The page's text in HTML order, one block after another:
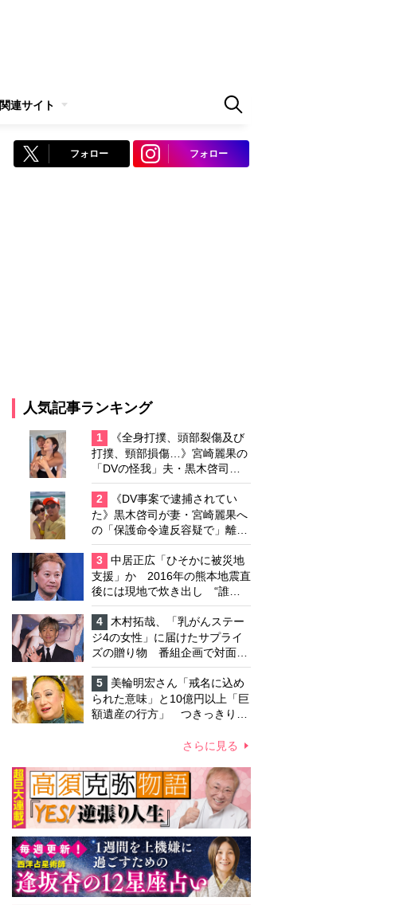
関連サイト
フォロー フォロー
人気記事ランキング
1
《全身打撲、頭部裂傷及び
打撲、頸部損傷…》宮崎麗果の
「DVの怪我」夫・黒木啓司の
逮捕で始まる「夫婦の闘争」
2
《DV事案で逮捕されてい
た》黒木啓司が妻・宮崎麗果へ
の「保護命令違反容疑で」離婚
協議は「第二ステージ」へ
3
中居正広「ひそかに被災地
支援」か 2016年の熊本地震直
後には現地で炊き出し “誰に
も知られなくて良い”と、むし
ろ強まる福祉活動への思い
4
木村拓哉、「乳がんステー
ジ4の女性」に届けたサプライ
ズの贈り物 番組企画で対面し
たファンが、夢と希望を与える
心遣いに「うれしくて号泣しま
した」
5
美輪明宏さん「戒名に込め
られた意味」と10億円以上「巨
額遺産の行方」 つきっきりで
さらに見る